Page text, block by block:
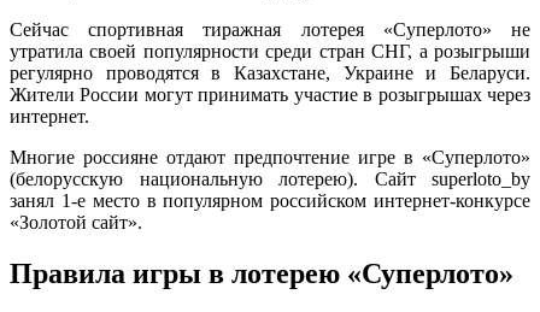
Сейчас спортивная тиражная лотерея «Суперлото» не
утратила своей популярности среди стран СНГ, а розыгрыши
регулярно проводятся в Казахстане, Украине и Беларуси.
Жители России могут принимать участие в розыгрышах через
интернет.
Многие россияне отдают предпочтение игре в «Суперлото»
(белорусскую национальную лотерею). Сайт superloto_by
занял 1-е место в популярном российском интернет-конкурсе
«Золотой сайт».
Правила игры в лотерею «Суперлото»